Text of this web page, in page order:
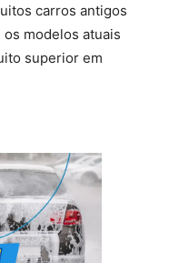
carros antigos
modelos atuais
superior em